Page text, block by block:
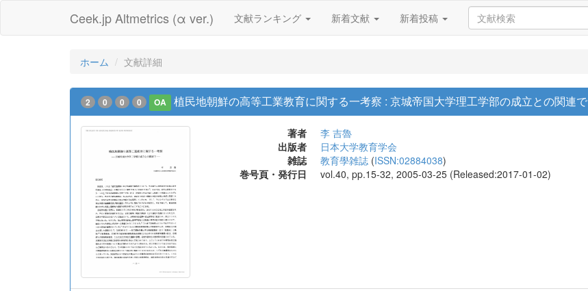
Ceek.jp Altmetrics (α ver.) 文献ランキング 新着文献 新着投稿
ホーム 文献詳細
2 0 0 0 OA 植民地朝鮮の高等工業教育に関する一考察 : 京城帝国大学理工学部の成立との関連で
著者
李 吉魯
出版者
日本大学教育学会
雑誌
教育學雑誌 (ISSN:02884038)
巻号頁・発行日
vol.40, pp.15-32, 2005-03-25 (Released:2017-01-02)